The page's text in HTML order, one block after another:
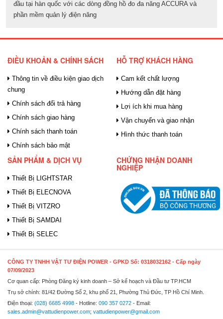
đầu tại hàn quốc với các dòng đồng hồ đo đa năng ACCURA và
phần mềm quản lý điện năng
ĐIỀU KHOẢN & CHÍNH SÁCH
Thông tin về điều kiện giao dịch
chung
Chính sách đổi trả hàng
Chính sách giao hàng
Chính sách thanh toán
Chính sách bảo mật
HỖ TRỢ KHÁCH HÀNG
Cam kết chất lượng
Hướng dẫn đặt hàng
Lợi ích khi mua hàng
Vận chuyển và giao nhận
Hình thức thanh toán
SẢN PHẨM & DỊCH VỤ
Thiết Bị LIGHTSTAR
Thiết Bị ELECNOVA
Thiết Bị VITZRO
Thiết Bị SAMDAI
Thiết Bị SELEC
CHỨNG NHẬN DOANH
NGHIỆP
CÔNG TY TNHH VẬT TƯ ĐIỆN POWER - GPKD Số: 0318032162 - Cấp ngày
07/09/2023
Cơ quan cấp: Phòng Đăng ký kinh doanh – Sở kế hoạch và Đầu tư TP.HCM
Trụ sở chính: 81/42 Đường Số 2, khu phố 21, Phường Thủ Đức, TP Hồ Chí Minh.
Điện thoại: (028) 6685 4998 - Hotline: 090 357 0272 - Email:
sales.admin@vattudienpower.com; vattudienpower@gmail.com